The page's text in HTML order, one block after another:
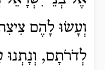
וְעָשׂוּ לָהֶם
לְדֹרֹתָם, וְנָתְנוּ